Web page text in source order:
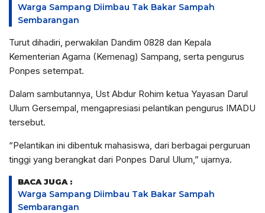
Warga Sampang Diimbau Tak Bakar Sampah
Sembarangan
Turut dihadiri, perwakilan Dandim 0828 dan Kepala
Kementerian Agama (Kemenag) Sampang, serta pengurus
Ponpes setempat.
Dalam sambutannya, Ust Abdur Rohim ketua Yayasan Darul
Ulum Gersempal, mengapresiasi pelantikan pengurus IMADU
tersebut.
“Pelantikan ini dibentuk mahasiswa, dari berbagai perguruan
tinggi yang berangkat dari Ponpes Darul Ulum,” ujarnya.
BACA JUGA :
Warga Sampang Diimbau Tak Bakar Sampah
Sembarangan